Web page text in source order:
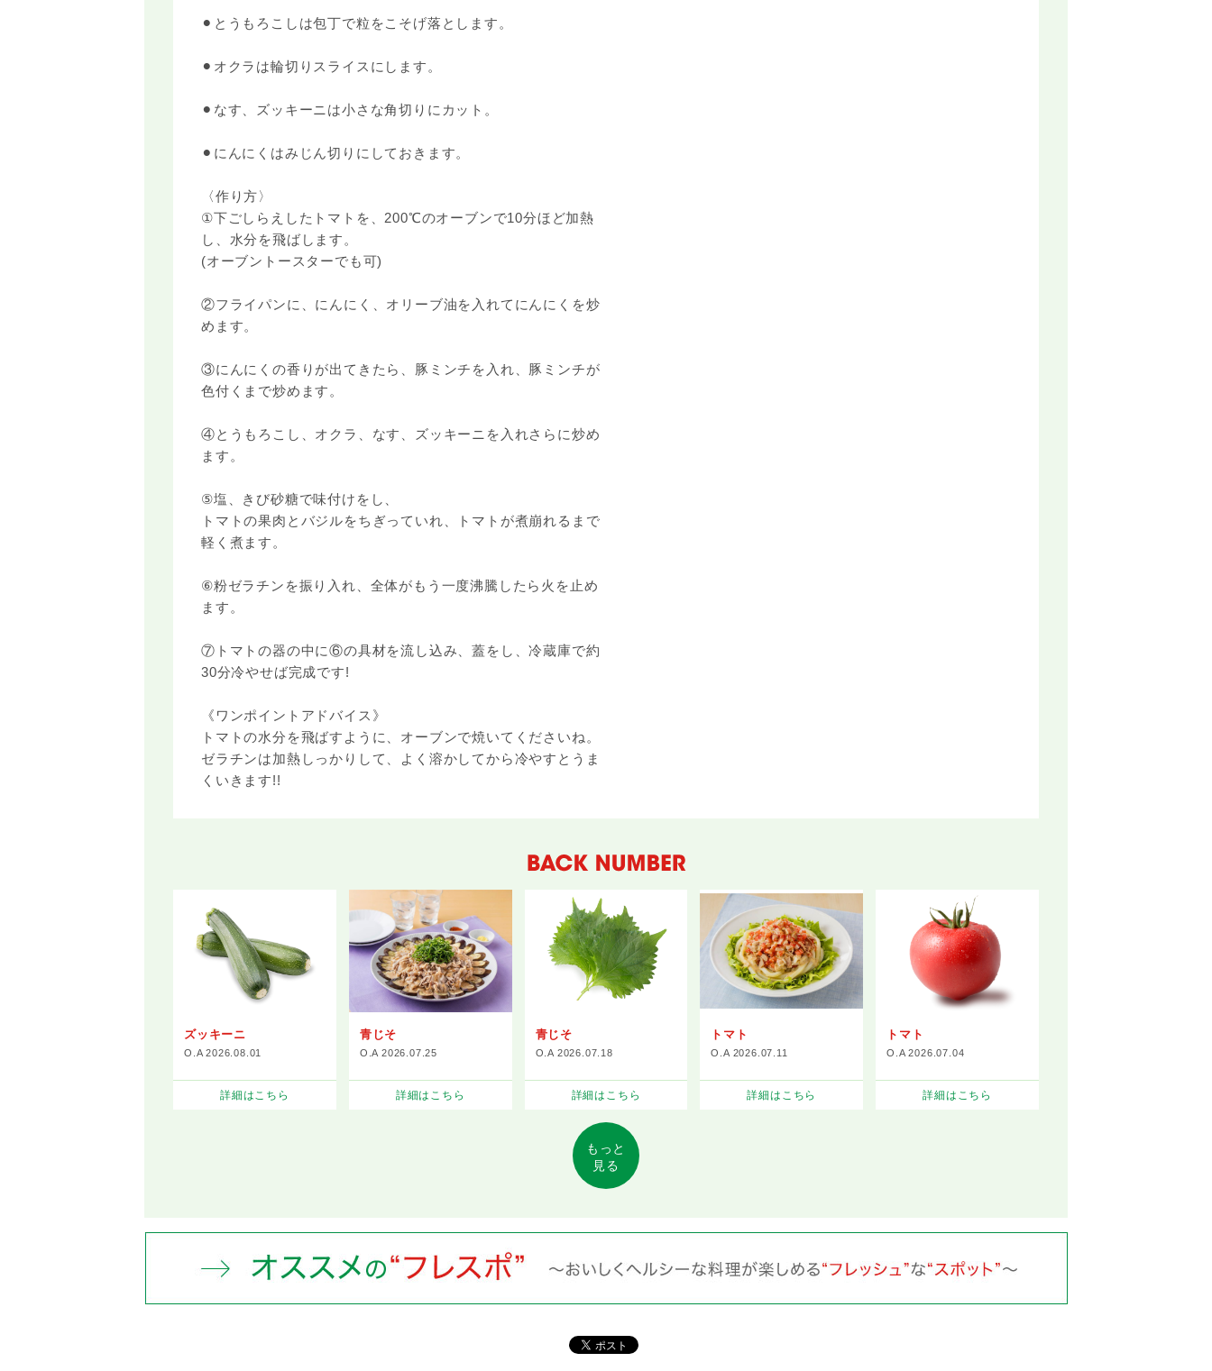
⚫︎とうもろこしは包丁で粒をこそげ落とします。
⚫︎オクラは輪切りスライスにします。
⚫︎なす、ズッキーニは小さな角切りにカット。
⚫︎にんにくはみじん切りにしておきます。
〈作り方〉
①下ごしらえしたトマトを、200℃のオーブンで10分ほど加熱
し、水分を飛ばします。
(オーブントースターでも可)
②フライパンに、にんにく、オリーブ油を入れてにんにくを炒
めます。
③にんにくの香りが出てきたら、豚ミンチを入れ、豚ミンチが
色付くまで炒めます。
④とうもろこし、オクラ、なす、ズッキーニを入れさらに炒め
ます。
⑤塩、きび砂糖で味付けをし、
トマトの果肉とバジルをちぎっていれ、トマトが煮崩れるまで
軽く煮ます。
⑥粉ゼラチンを振り入れ、全体がもう一度沸騰したら火を止め
ます。
⑦トマトの器の中に⑥の具材を流し込み、蓋をし、冷蔵庫で約
30分冷やせば完成です!
《ワンポイントアドバイス》
トマトの水分を飛ばすように、オーブンで焼いてくださいね。
ゼラチンは加熱しっかりして、よく溶かしてから冷やすとうま
くいきます!!
ズッキーニ
O.A 2026.08.01
詳細はこちら
青じそ
O.A 2026.07.25
詳細はこちら
青じそ
O.A 2026.07.18
詳細はこちら
トマト
O.A 2026.07.11
詳細はこちら
トマト
O.A 2026.07.04
詳細はこちら
もっと
見る